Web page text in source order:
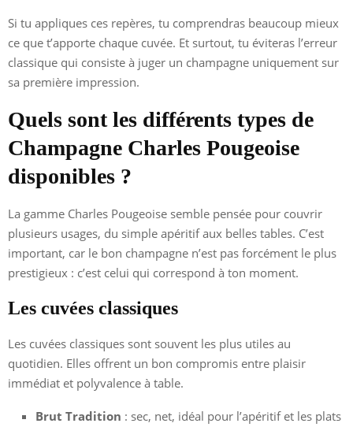
Si tu appliques ces repères, tu comprendras beaucoup mieux
ce que t’apporte chaque cuvée. Et surtout, tu éviteras l’erreur
classique qui consiste à juger un champagne uniquement sur
sa première impression.
Quels sont les différents types de
Champagne Charles Pougeoise
disponibles ?
La gamme Charles Pougeoise semble pensée pour couvrir
plusieurs usages, du simple apéritif aux belles tables. C’est
important, car le bon champagne n’est pas forcément le plus
prestigieux : c’est celui qui correspond à ton moment.
Les cuvées classiques
Les cuvées classiques sont souvent les plus utiles au
quotidien. Elles offrent un bon compromis entre plaisir
immédiat et polyvalence à table.
Brut Tradition : sec, net, idéal pour l’apéritif et les plats